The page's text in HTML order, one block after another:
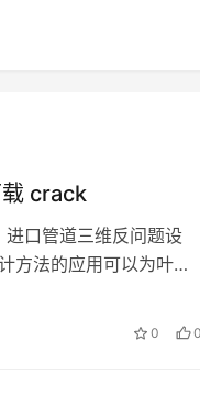
crack
口管道三维反问题设
方法的应用可以为叶轮
0 0